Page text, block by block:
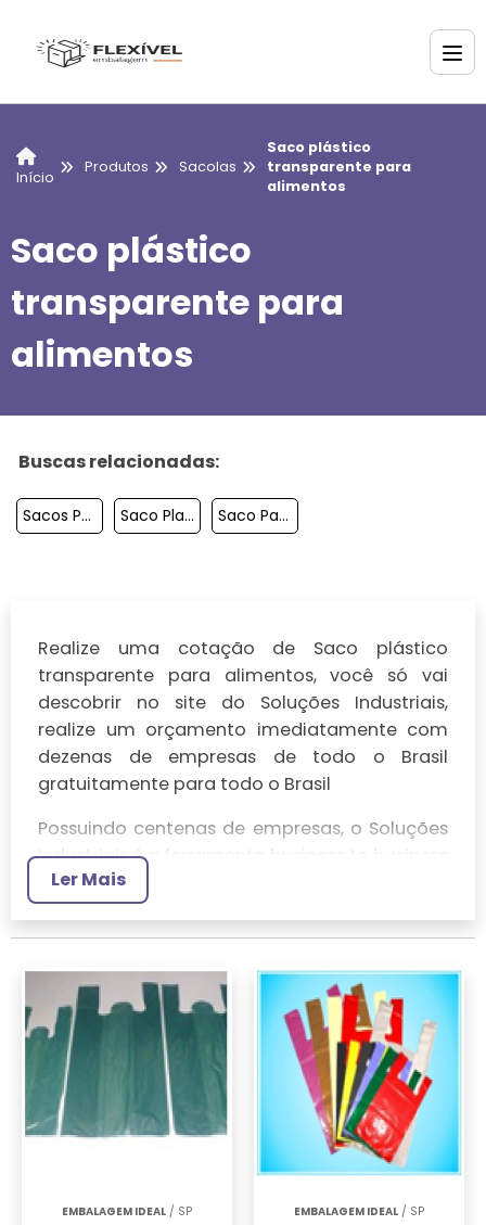
Início
Produtos Sacolas
Saco plástico
transparente para
alimentos
Saco plástico
transparente para
alimentos
Buscas relacionadas:
Sacos Polipropileno Saco Plastico Zip Saco Para Lixo 100 Litros
Realize uma cotação de Saco plástico
transparente para alimentos, você só vai
descobrir no site do Soluções Industriais,
realize um orçamento imediatamente com
dezenas de empresas de todo o Brasil
gratuitamente para todo o Brasil
Possuindo centenas de empresas, o Soluções
Industriais é a ferramenta business to business
mais completo da área industrial. Para
realizar um orçamento de Saco plástico
transparente para alimentos, clique em um
ou mais dos anuciantes a seguir:
Ler Mais
EMBALAGEM IDEAL / SP EMBALAGEM IDEAL / SP